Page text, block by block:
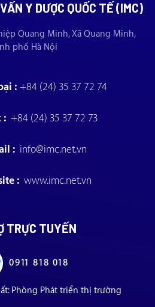
Y DƯỢC QUỐC TẾ (IMC)
Quang Minh, Xã Quang Minh,
phố Hà Nội
: +84 (24) 35 37 72 74
: +84 (24) 35 37 72 73
: info@imc.net.vn
: www.imc.net.vn
TRỰC TUYẾN
0911 818 018
Phòng Phát triển thị trường